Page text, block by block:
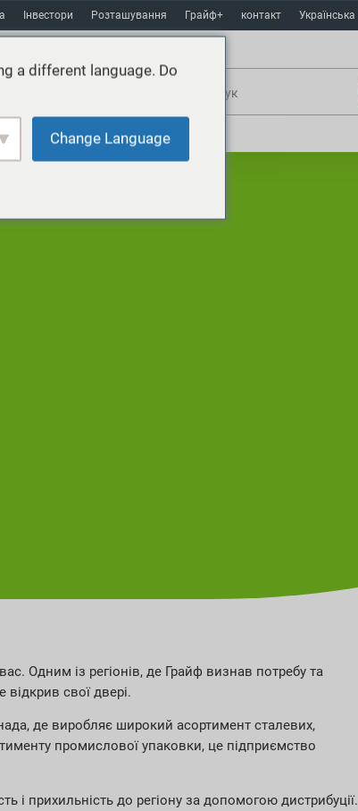
Інвестори Розташування Грайф+ контакт Українська
Одним із регіонів, де Грайф визнав потребу та
відкрив свої двері.
де виробляє широкий асортимент сталевих,
промислової упаковки, це підприємство
і прихильність до регіону за допомогою дистрибуції.
a different language. Do
Change Language